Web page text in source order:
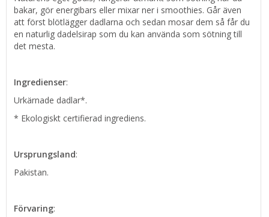
bakar, gör energibars eller mixar ner i smoothies. Går även
att först blötlägger dadlarna och sedan mosar dem så får du
en naturlig dadelsirap som du kan använda som sötning till
det mesta.
Ingredienser:
Urkärnade dadlar*.
* Ekologiskt certifierad ingrediens.
Ursprungsland:
Pakistan.
Förvaring: